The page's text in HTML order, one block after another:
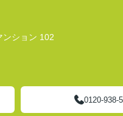
ンション 102
0120-938-